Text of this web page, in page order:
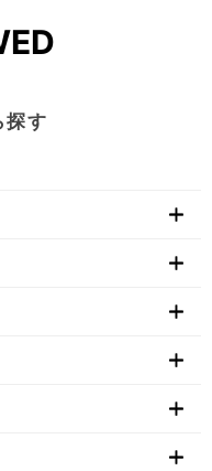
探す